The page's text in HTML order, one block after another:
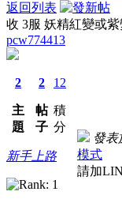
返回列表
收 3服 妖精紅變或
pcw774413
2
主
題
2
帖
子
12
積
分
新手上路
發表
模式
請加